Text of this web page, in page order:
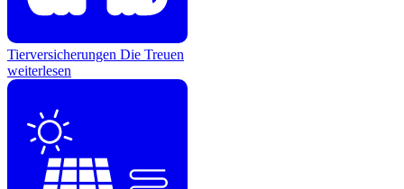
Tierversicherungen Die Treuen
weiterlesen